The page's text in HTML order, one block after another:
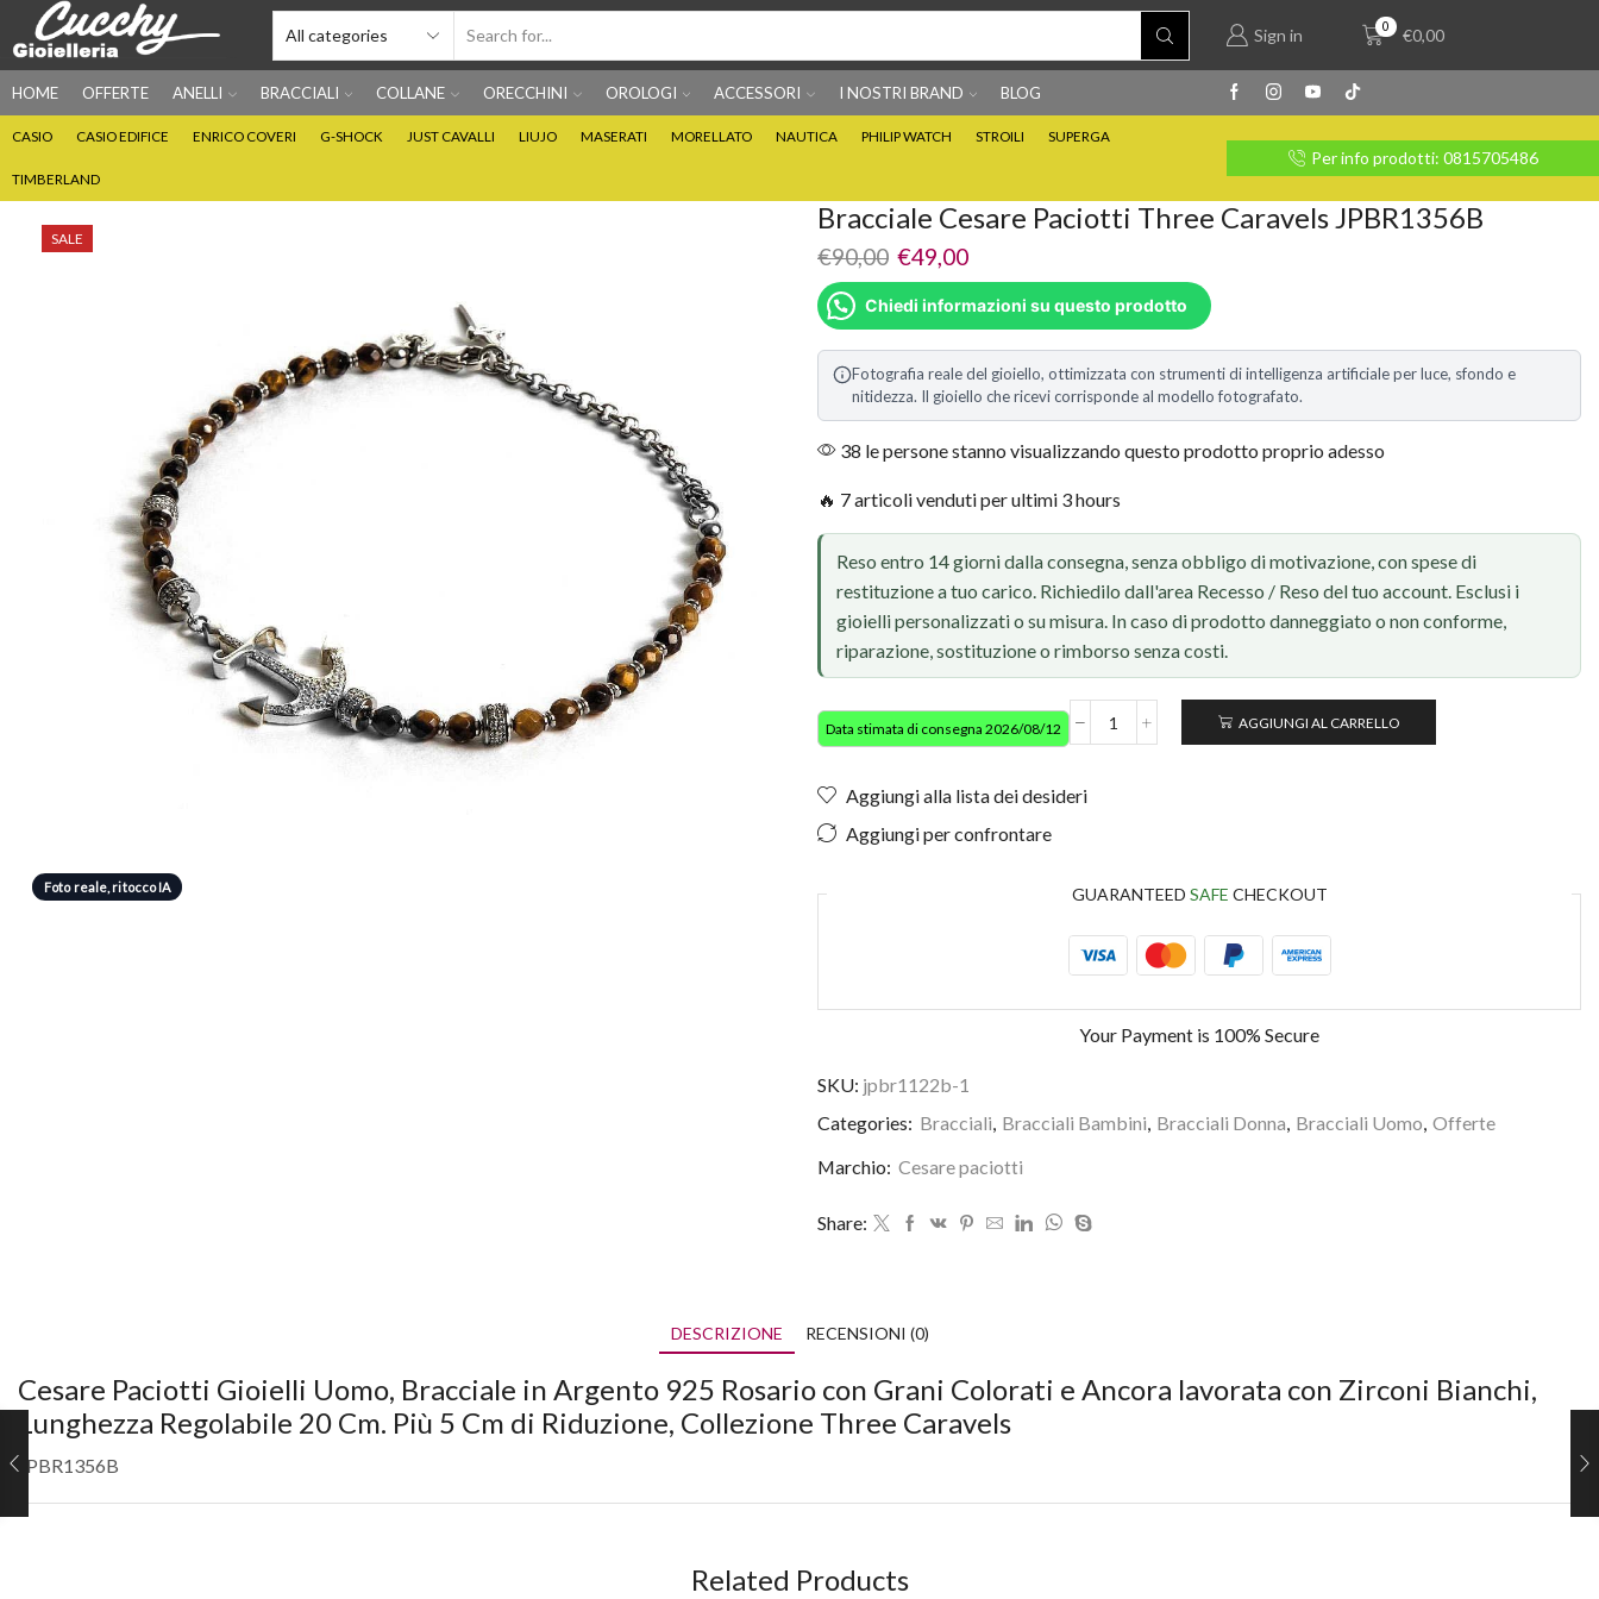
Sign in 0 €0,00
HOME OFFERTE ANELLI BRACCIALI COLLANE ORECCHINI OROLOGI ACCESSORI I NOSTRI BRAND BLOG
CASIO CASIO EDIFICE ENRICO COVERI G-SHOCK JUST CAVALLI LIUJO MASERATI MORELLATO NAUTICA PHILIP WATCH STROILI SUPERGA
TIMBERLAND
Per info prodotti: 0815705486
SALE
Foto reale, ritocco IA
Bracciale Cesare Paciotti Three Caravels JPBR1356B
€90,00 €49,00
Chiedi informazioni su questo prodotto
Fotografia reale del gioiello, ottimizzata con strumenti di intelligenza artificiale per luce, sfondo e
nitidezza. Il gioiello che ricevi corrisponde al modello fotografato.
38 le persone stanno visualizzando questo prodotto proprio adesso
🔥 7 articoli venduti per ultimi 3 hours
Reso entro 14 giorni dalla consegna, senza obbligo di motivazione, con spese di
restituzione a tuo carico. Richiedilo dall'area Recesso / Reso del tuo account. Esclusi i
gioielli personalizzati o su misura. In caso di prodotto danneggiato o non conforme,
riparazione, sostituzione o rimborso senza costi.
Data stimata di consegna 2026/08/12 AGGIUNGI AL CARRELLO
Aggiungi alla lista dei desideri
Aggiungi per confrontare
GUARANTEED SAFE CHECKOUT
Your Payment is 100% Secure
SKU: jpbr1122b-1
Categories: Bracciali Bracciali Bambini Bracciali Donna Bracciali Uomo Offerte
Marchio: Cesare paciotti
Share:
DESCRIZIONE RECENSIONI (0)
Cesare Paciotti Gioielli Uomo, Bracciale in Argento 925 Rosario con Grani Colorati e Ancora lavorata con Zirconi Bianchi,
Lunghezza Regolabile 20 Cm. Più 5 Cm di Riduzione, Collezione Three Caravels
JPBR1356B
Related Products